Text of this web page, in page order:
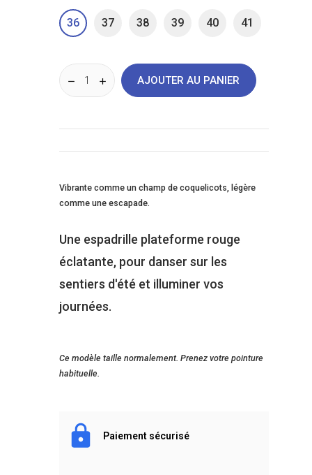
36 37 38 39 40 41
AJOUTER AU PANIER
Vibrante comme un champ de coquelicots, légère
comme une escapade.
Une espadrille plateforme rouge
éclatante, pour danser sur les
sentiers d'été et illuminer vos
journées.
Ce modèle taille normalement. Prenez votre pointure
habituelle.
Paiement sécurisé